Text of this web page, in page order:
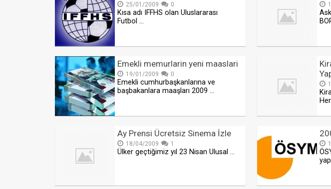
25/01/2009 0
Kısa adı IFFHS olan Uluslararası
Futbol …
Emekli memurlarin yeni maaslari
19/01/2009 0
Emekli cumhurbaşkanlarına ve
başbakanlara maaşları 2009 …
Ay Prensi Ücretsiz Sinema İzle
18/04/2009 1
Ülker geçtiğimiz yıl 23 Nisan Ulusal …